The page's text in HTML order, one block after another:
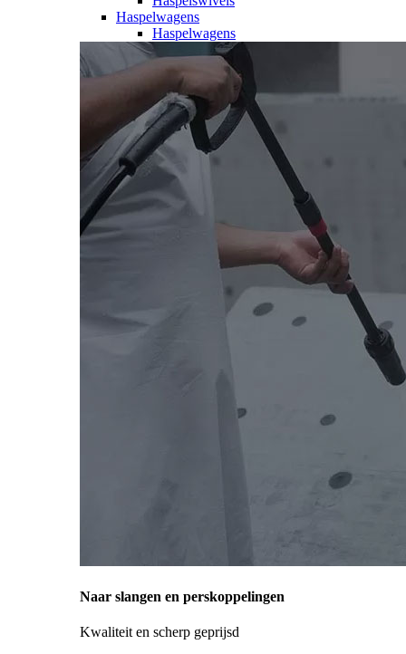
Haspelwagens
Haspelwagens
Naar slangen en perskoppelingen
Kwaliteit en scherp geprijsd